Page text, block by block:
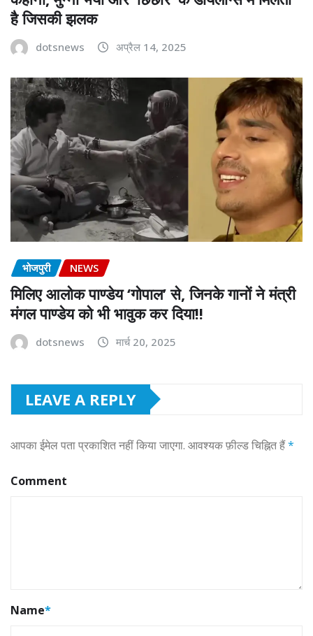
है जिसकी झलक
dotsnews अप्रैल 14, 2025
भोजपुरी NEWS
मिलिए आलोक पाण्डेय ‘गोपाल’ से, जिनके गानों ने मंत्री
मंगल पाण्डेय को भी भावुक कर दिया!!
dotsnews मार्च 20, 2025
LEAVE A REPLY
आपका ईमेल पता प्रकाशित नहीं किया जाएगा. आवश्यक फ़ील्ड चिह्नित हैं*
Comment
Name*